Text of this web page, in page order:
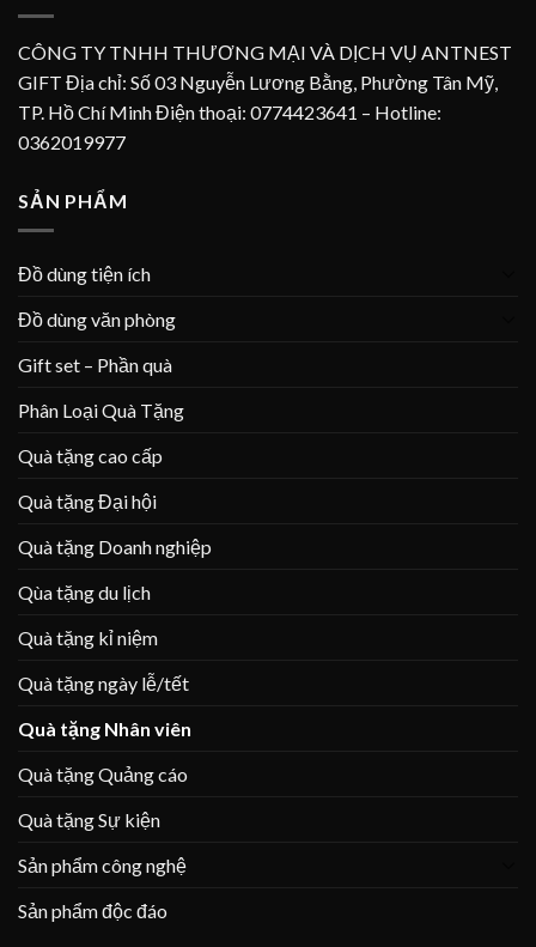
CÔNG TY TNHH THƯƠNG MẠI VÀ DỊCH VỤ ANTNEST
GIFT Địa chỉ: Số 03 Nguyễn Lương Bằng, Phường Tân Mỹ,
TP. Hồ Chí Minh Điện thoại: 0774423641 – Hotline:
0362019977
SẢN PHẨM
Đồ dùng tiện ích
Đồ dùng văn phòng
Gift set – Phần quà
Phân Loại Quà Tặng
Quà tặng cao cấp
Quà tặng Đại hội
Quà tặng Doanh nghiệp
Qùa tặng du lịch
Quà tặng kỉ niệm
Quà tặng ngày lễ/tết
Quà tặng Nhân viên
Quà tặng Quảng cáo
Quà tặng Sự kiện
Sản phẩm công nghệ
Sản phẩm độc đáo